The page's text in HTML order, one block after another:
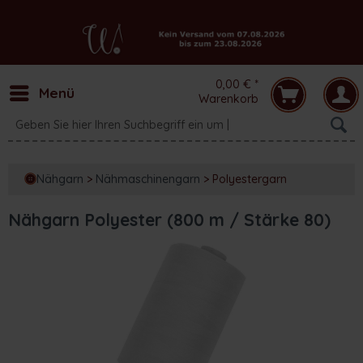
Menü
0,00 € *
Warenkorb
Nähgarn > Nähmaschinengarn > Polyestergarn
Nähgarn Polyester (800 m / Stärke 80)